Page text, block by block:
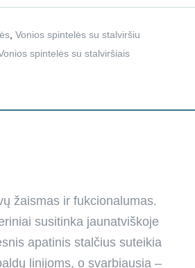
, Vonios spintelės su stalviršiu
spintelės su stalviršiais
žaismas ir fukcionalumas.
susitinka jaunatviškoje
apatinis stalčius suteikia
linijoms, o svarbiausia –